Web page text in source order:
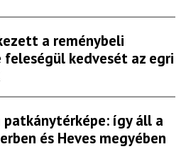
a reménybeli
kedvesét az egri
patkánytérképe: így áll a
és Heves megyében